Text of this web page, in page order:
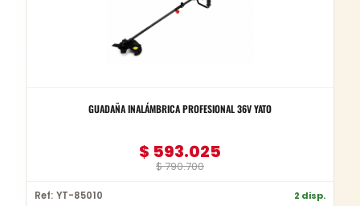
GUADAÑA INALÁMBRICA PROFESIONAL 36V YATO
$790.700
$ 593.025
Ref: YT-85010 2 disp.